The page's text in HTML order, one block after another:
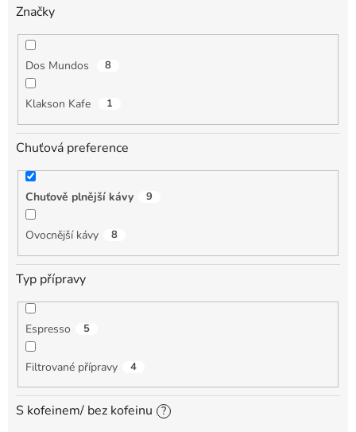
Značky
Dos Mundos 8
Klakson Kafe 1
Chuťová preference
Chuťově plnější kávy 9
Ovocnější kávy 8
Typ přípravy
Espresso 5
Filtrované přípravy 4
S kofeinem/ bez kofeinu ?